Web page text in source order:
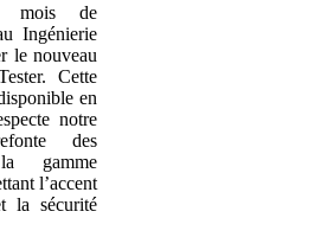
mois de
Ingénierie
le nouveau
Cette
en
notre
des
gamme
l’accent
la sécurité